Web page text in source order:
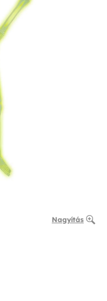
Nagyítás